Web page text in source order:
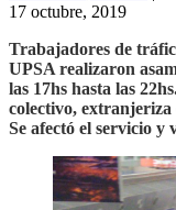
17 octubre, 2019
Trabajadores de
UPSA realizaron
las 17hs hasta las
colectivo,
Se afectó el servicio y